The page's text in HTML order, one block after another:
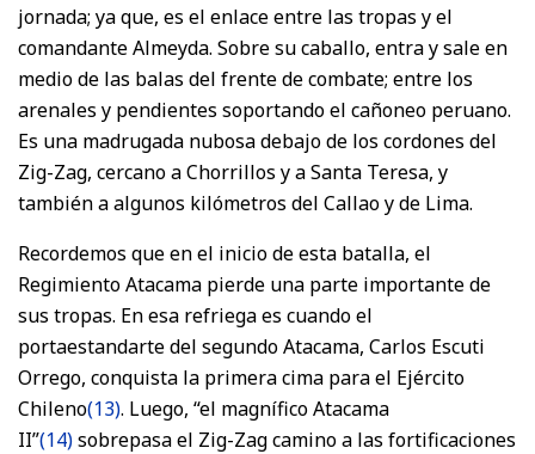
jornada; ya que, es el enlace entre las tropas y el
comandante Almeyda. Sobre su caballo, entra y sale en
medio de las balas del frente de combate; entre los
arenales y pendientes soportando el cañoneo peruano.
Es una madrugada nubosa debajo de los cordones del
Zig-Zag, cercano a Chorrillos y a Santa Teresa, y
también a algunos kilómetros del Callao y de Lima.
Recordemos que en el inicio de esta batalla, el
Regimiento Atacama pierde una parte importante de
sus tropas. En esa refriega es cuando el
portaestandarte del segundo Atacama, Carlos Escuti
Orrego, conquista la primera cima para el Ejército
Chileno(13). Luego, “el magnífico Atacama
II”(14)sobrepasa el Zig-Zag camino a las fortificaciones